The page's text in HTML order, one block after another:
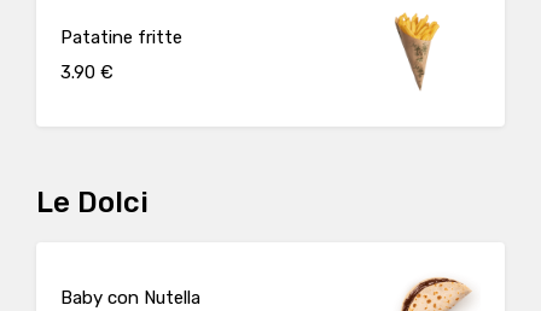
Patatine fritte
3.90 €
Le Dolci
Baby con Nutella